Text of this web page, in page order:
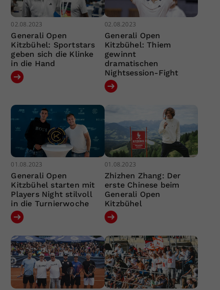
02.08.2023
Generali Open
Kitzbühel: Sportstars
geben sich die Klinke
in die Hand
02.08.2023
Generali Open
Kitzbühel: Thiem
gewinnt
dramatischen
Nightsession-Fight
01.08.2023
Generali Open
Kitzbühel starten mit
Players Night stilvoll
in die Turnierwoche
01.08.2023
Zhizhen Zhang: Der
erste Chinese beim
Generali Open
Kitzbühel